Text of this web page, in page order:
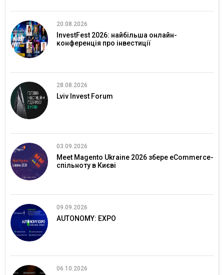
20.08.2026
InvestFest 2026: найбільша онлайн-
конференція про інвестиції
28.08.2026
Lviv Invest Forum
03.09.2026
Meet Magento Ukraine 2026 збере eCommerce-
спільноту в Києві
09.09.2026
AUTONOMY: EXPO
06.10.2026